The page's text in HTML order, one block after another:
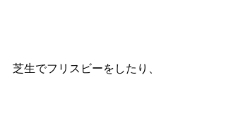
芝生でフリスビーをしたり、